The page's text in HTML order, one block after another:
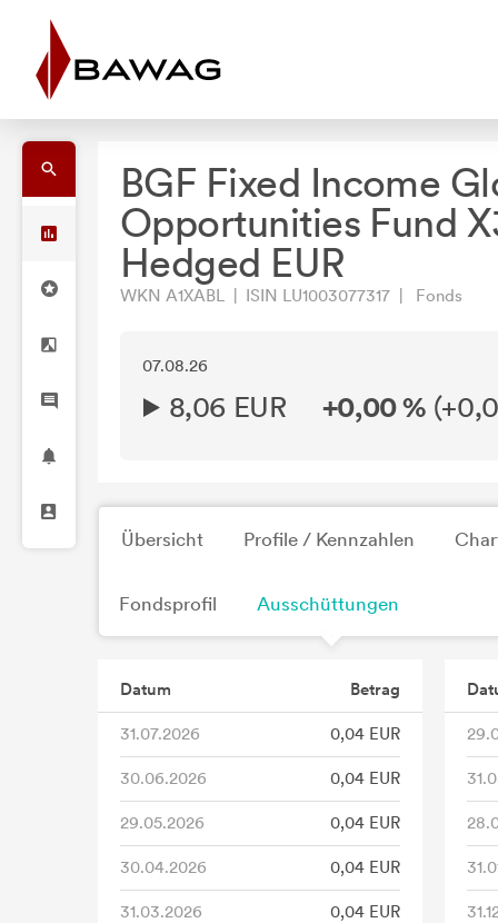
BGF Fixed Income
Opportunities Fund
Hedged EUR
WKN A1XABL | ISIN LU1003077317 | Fonds
07.08.26
8,06 EUR +0,00 % (
Übersicht Profile / Kennzahlen
Fondsprofil Ausschüttungen
Datum Betrag
31.07.2026 0,04 EUR
30.06.2026 0,04 EUR
29.05.2026 0,04 EUR
30.04.2026 0,04 EUR
31.03.2026 0,04 EUR